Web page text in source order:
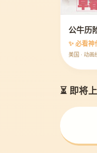
公牛历
✨ 必看神
美国 · 动画
⏳ 即将